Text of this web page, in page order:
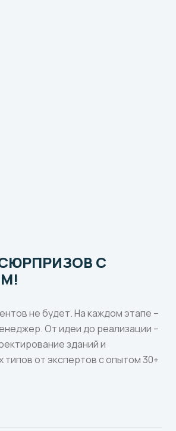
С
не будет. На каждом этапе –
От идеи до реализации –
зданий и
типов от экспертов с опытом 30+